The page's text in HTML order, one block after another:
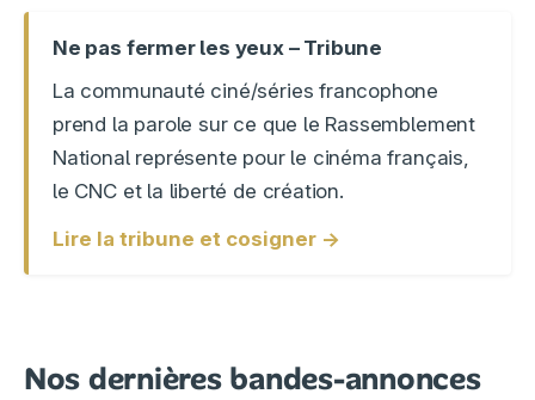
Ne pas fermer les yeux – Tribune
La communauté ciné/séries francophone
prend la parole sur ce que le Rassemblement
National représente pour le cinéma français,
le CNC et la liberté de création.
Lire la tribune et cosigner →
Nos dernières bandes-annonces